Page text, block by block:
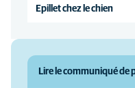
Epillet chez le chien
Lire le communiqué de